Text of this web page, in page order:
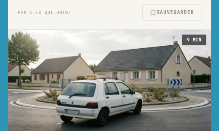
PAR ALEX QUILGHINI SAUVEGARDER
9 MIN